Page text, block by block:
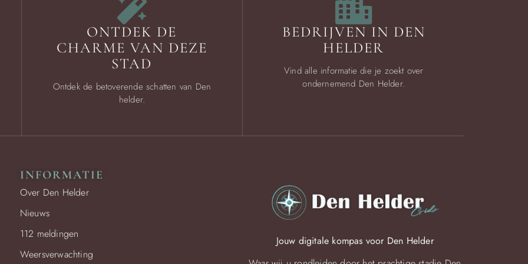
ONTDEK DE
CHARME VAN DEZE
STAD
Ontdek de betoverende schatten van Den
helder.
BEDRIJVEN IN DEN
HELDER
Vind alle informatie die je zoekt over
ondernemend Den Helder.
INFORMATIE
Over Den Helder
Nieuws
112 meldingen
Weersverwachting
Jouw digitale kompas voor Den Helder